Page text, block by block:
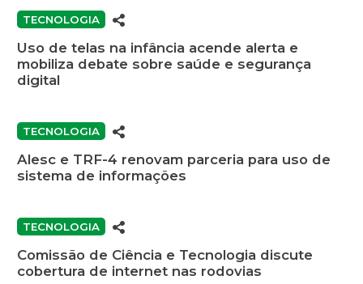
TECNOLOGIA
Uso de telas na infância acende alerta e
mobiliza debate sobre saúde e segurança
digital
TECNOLOGIA
Alesc e TRF-4 renovam parceria para uso de
sistema de informações
TECNOLOGIA
Comissão de Ciência e Tecnologia discute
cobertura de internet nas rodovias